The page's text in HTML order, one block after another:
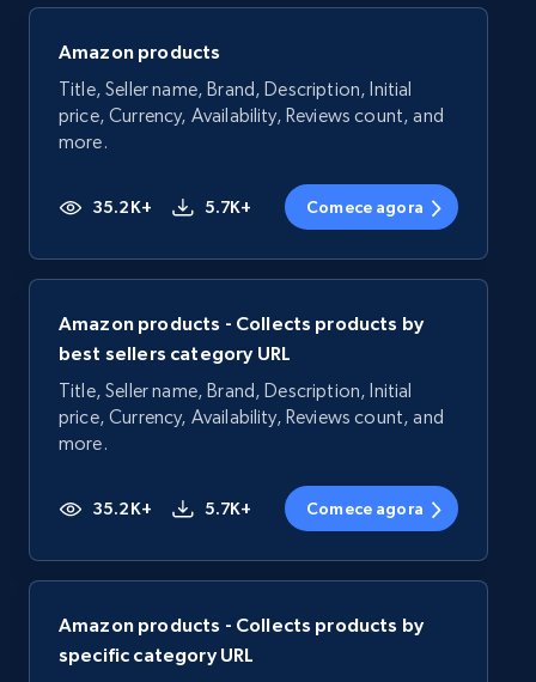
Amazon products
Title, Seller name, Brand, Description, Initial
price, Currency, Availability, Reviews count, and
more.
35.2K+ 5.7K+ Comece agora
Amazon products - Collects products by
best sellers category URL
Title, Seller name, Brand, Description, Initial
price, Currency, Availability, Reviews count, and
more.
35.2K+ 5.7K+ Comece agora
Amazon products - Collects products by
specific category URL